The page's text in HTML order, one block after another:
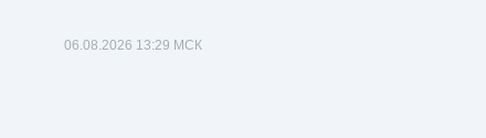
06.08.2026 13:29 МСК